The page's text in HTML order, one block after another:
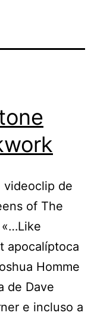
videoclip de
of The
apocalíptoca
Homme
de Dave
e incluso a